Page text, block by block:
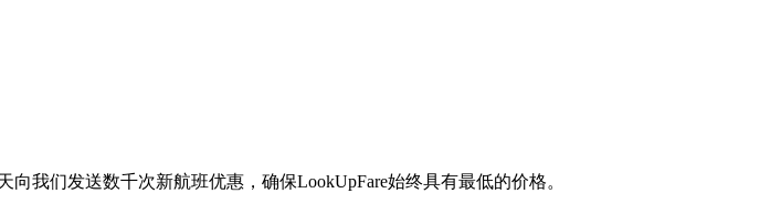
我们发送数千次新航班优惠，确保LookUpFare始终具有最低的价格。